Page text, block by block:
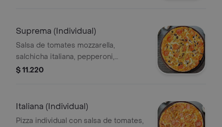
Suprema (Individual)
Salsa de tomates mozzarella,
salchicha italiana, pepperoni,
aceitunas negras, pimentón verde y
$ 11.220
Italiana (Individual)
Pizza individual con salsa de tomates,